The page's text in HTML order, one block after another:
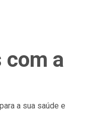
com a
a sua saúde e